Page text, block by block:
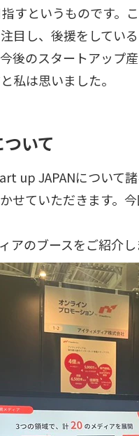
すというものです。
目し、後援をしてい
後のスタートアップ
私は思いました。
いて
up JAPANについて
せていただきます。
アのブースをご紹介し